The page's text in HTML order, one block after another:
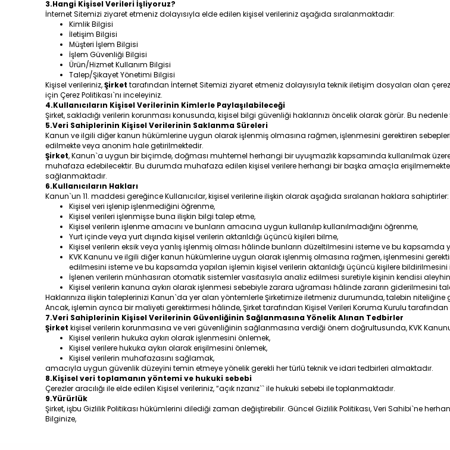
3.Hangi Kişisel Verileri İşliyoruz?
İnternet Sitemizi ziyaret etmeniz dolayısıyla elde edilen kişisel verileriniz aşağıda sıralanmaktadır:
Kimlik Bilgisi
İletişim Bilgisi
Müşteri İşlem Bilgisi
İşlem Güvenliği Bilgisi
Ürün/Hizmet Kullanım Bilgisi
Talep/Şikayet Yönetimi Bilgisi
Kişisel verileriniz,Şirket tarafından İnternet Sitemizi ziyaret etmeniz dolayısıyla teknik iletişim dosyaları olan
için Çerez Politikası`nı inceleyiniz.
4.Kullanıcıların Kişisel Verilerinin Kimlerle Paylaşılabileceği
Şirket, sakladığı verilerin korunması konusunda, kişisel bilgi güvenliği haklarınızı öncelik olarak görür. Bu
5.Veri Sahiplerinin Kişisel Verilerinin Saklanma Süreleri
Kanun ve ilgili diğer kanun hükümlerine uygun olarak işlenmiş olmasına rağmen, işlenmesini gerektiren
edilmekte veya anonim hale getirilmektedir.
Şirket, Kanun`a uygun bir biçimde, doğması muhtemel herhangi bir uyuşmazlık kapsamında kullanılmak
muhafaza edebilecektir. Bu durumda muhafaza edilen kişisel verilere herhangi bir başka amaçla
sağlanmaktadır.
6.Kullanıcıların Hakları
Kanun`un 11. maddesi gereğince Kullanıcılar, kişisel verilerine ilişkin olarak aşağıda sıralanan haklara sahiptirler:
Kişisel veri işlenip işlenmediğini öğrenme,
Kişisel verileri işlenmişse buna ilişkin bilgi talep etme,
Kişisel verilerin işlenme amacını ve bunların amacına uygun kullanılıp kullanılmadığını öğrenme,
Yurt içinde veya yurt dışında kişisel verilerin aktarıldığı üçüncü kişileri bilme,
Kişisel verilerin eksik veya yanlış işlenmiş olması hâlinde bunların düzeltilmesini isteme ve bu kapsamda
KVK Kanunu ve ilgili diğer kanun hükümlerine uygun olarak işlenmiş olmasına rağmen, işlenmesini
edilmesini isteme ve bu kapsamda yapılan işlemin kişisel verilerin aktarıldığı üçüncü kişilere bildirilmesini
İşlenen verilerin münhasıran otomatik sistemler vasıtasıyla analiz edilmesi suretiyle kişinin kendisi
Kişisel verilerin kanuna aykırı olarak işlenmesi sebebiyle zarara uğraması hâlinde zararın giderilmesini
Haklarınıza ilişkin taleplerinizi Kanun`da yer alan yöntemlerle Şirketimize iletmeniz durumunda, talebin
Ancak, işlemin ayrıca bir maliyeti gerektirmesi hâlinde, Şirket tarafından Kişisel Verileri Koruma Kurulu
7.Veri Sahiplerinin Kişisel Verilerinin Güvenliğinin Sağlanmasına Yönelik Alınan Tedbirler
Şirket kişisel verilerin korunmasına ve veri güvenliğinin sağlanmasına verdiği önem doğrultusunda, KVK
Kişisel verilerin hukuka aykırı olarak işlenmesini önlemek,
Kişisel verilere hukuka aykırı olarak erişilmesini önlemek,
Kişisel verilerin muhafazasını sağlamak,
amacıyla uygun güvenlik düzeyini temin etmeye yönelik gerekli her türlü teknik ve idari tedbirleri almaktadır.
8.Kişisel veri toplamanın yöntemi ve hukuki sebebi
Çerezler aracılığı ile elde edilen Kişisel verileriniz, “açık rızanız`` ile hukuki sebebi ile toplanmaktadır.
9.Yürürlük
Şirket, işbu Gizlilik Politikası hükümlerini dilediği zaman değiştirebilir. Güncel Gizlilik Politikası, Veri Sahibi`ne
Bilginize,